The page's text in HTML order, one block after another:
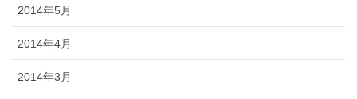
2014年5月
2014年4月
2014年3月